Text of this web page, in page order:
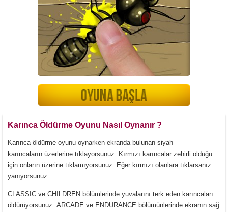
Karınca Öldürme Oyunu Nasıl Oynanır ?
Karınca öldürme oyunu oynarken ekranda bulunan siyah
karıncaların üzerlerine tıklayorsunuz. Kırmızı karıncalar zehirli olduğu
için onların üzerine tıklamıyorsunuz. Eğer kırmızı olanlara tıklarsanız
yanıyorsunuz.
CLASSIC ve CHILDREN bölümlerinde yuvalarını terk eden karıncaları
öldürüyorsunuz. ARCADE ve ENDURANCE bölümünlerinde ekranın sağ